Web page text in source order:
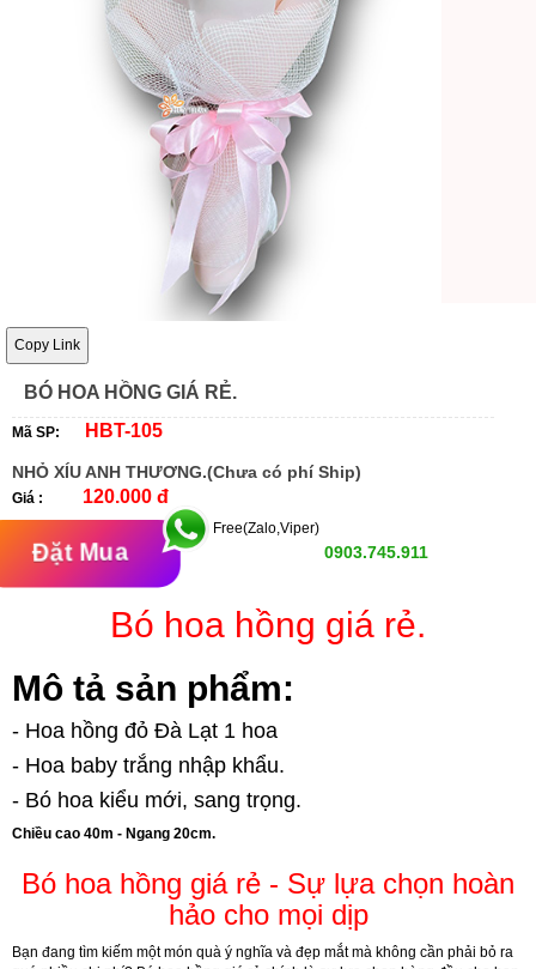
Copy Link
BÓ HOA HỒNG GIÁ RẺ.
Mã SP: HBT-105
NHỎ XÍU ANH THƯƠNG.(Chưa có phí Ship)
Giá : 120.000 đ
Đặt Mua
Free(Zalo,Viper)
0903.745.911
Bó hoa hồng giá rẻ.
Mô tả sản phẩm:
- Hoa hồng đỏ Đà Lạt 1 hoa
- Hoa baby trắng nhập khẩu.
- Bó hoa kiểu mới, sang trọng.
Chiều cao 40m - Ngang 20cm.
Bó hoa hồng giá rẻ - Sự lựa chọn hoàn
hảo cho mọi dịp
Bạn đang tìm kiếm một món quà ý nghĩa và đẹp mắt mà không cần phải bỏ ra